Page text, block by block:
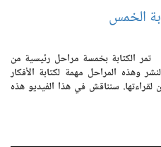
الخمس
تمر الكتابة بخمسة مراحل رئيسية من
وهذه المراحل مهمة لكتابة الأفكار
لقراءتها. سنناقش في هذا الفيديو هذه